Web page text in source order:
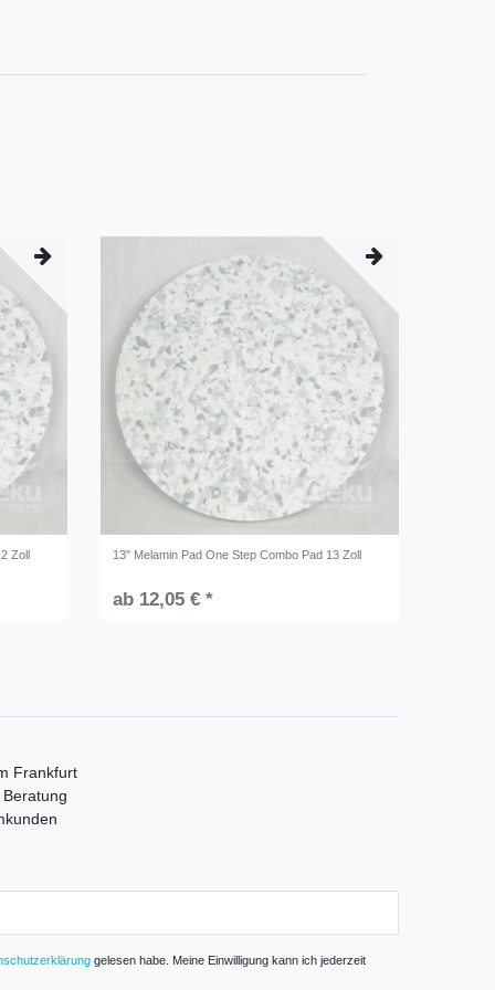
Zoll 13" Melamin Pad One Step Combo Pad 13 Zoll
ab 12,05 € *
Frankfurt
gelesen habe. Meine Einwilligung kann ich jederzeit